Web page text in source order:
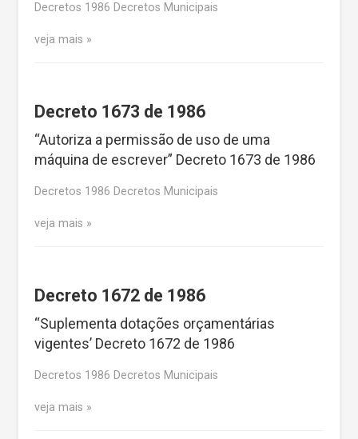
Decretos 1986 Decretos Municipais
veja mais
Decreto 1673 de 1986
“Autoriza a permissão de uso de uma
máquina de escrever” Decreto 1673 de 1986
Decretos 1986 Decretos Municipais
veja mais
Decreto 1672 de 1986
“Suplementa dotações orçamentárias
vigentes’ Decreto 1672 de 1986
Decretos 1986 Decretos Municipais
veja mais